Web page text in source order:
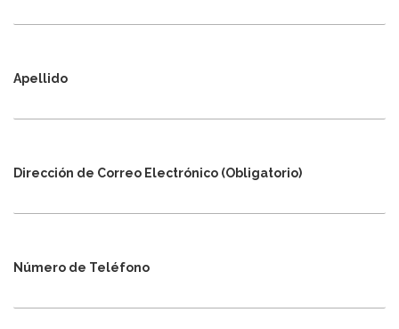
Apellido
Dirección de Correo Electrónico (Obligatorio)
Número de Teléfono